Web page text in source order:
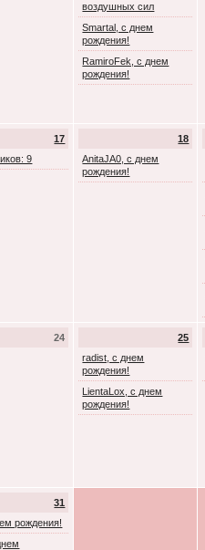
воздушных сил
Smartal, с днем
рождения!
RamiroFek, с днем
рождения!
17
9
18
AnitaJA0, с днем
рождения!
24
25
radist, с днем
рождения!
LientaLox, с днем
рождения!
31
рождения!